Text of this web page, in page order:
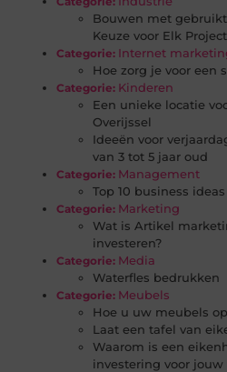
Bouwen met
Keuze voor Elk Project
Categorie: Internet
Hoe zorg je voor een
Categorie: Kinderen
Een unieke locatie
Overijssel
Ideeën voor
van 3 tot 5 jaar oud
Categorie: Management
Top 10 business ideas
Categorie: Marketing
Wat is Artikel
investeren?
Categorie: Media
Waterfles bedrukken
Categorie: Meubels
Hoe u uw meubels
Laat een tafel van
Waarom is een
investering voor